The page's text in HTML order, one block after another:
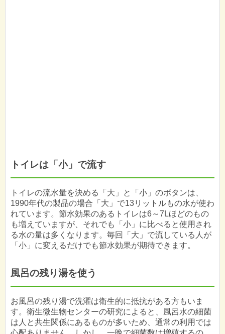
トイレは「小」で流す
トイレの流水量を決める「大」と「小」のボタンは、
1990年代の製品の場合「大」で13リットルもの水が使わ
れています。節水効果のあるトイレは6～7Lほどのもの
も増えていますが、それでも「小」に比べると使用され
る水の量は多くなります。毎回「大」で流している人が
「小」に変えるだけでも節水効果が期待できます。
風呂の残り湯を使う
お風呂の残り湯で洗濯は衛生的に抵抗がある方もいま
す。衛生微生物センターの研究によると、風呂水の細菌
は人と共生関係にあるものが多いため、通常の利用では